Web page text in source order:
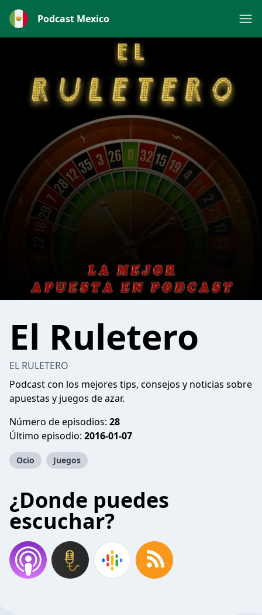
Podcast Mexico
El Ruletero
EL RULETERO
Podcast con los mejores tips, consejos y noticias sobre
apuestas y juegos de azar.
Número de episodios: 28
Último episodio: 2016-01-07
Ocio Juegos
¿Donde puedes
escuchar?